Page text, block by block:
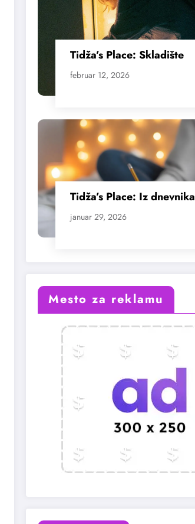
Tidža’s Place: Skladište
februar 12, 2026
Tidža’s Place: Iz dnevnika
januar 29, 2026
Mesto za reklamu